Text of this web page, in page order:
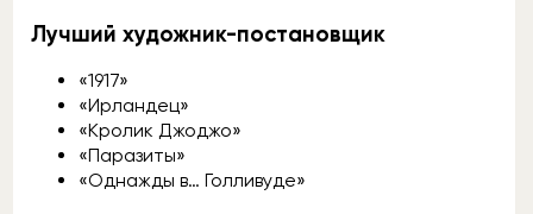
Лучший художник-постановщик
«1917»
«Ирландец»
«Кролик Джоджо»
«Паразиты»
«Однажды в… Голливуде»